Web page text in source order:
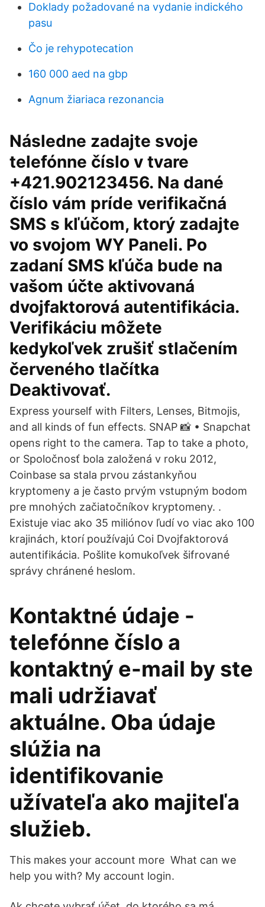
Doklady požadované na vydanie indického
pasu
Čo je rehypotecation
160 000 aed na gbp
Agnum žiariaca rezonancia
Následne zadajte svoje
telefónne číslo v tvare
+421.902123456. Na dané
číslo vám príde verifikačná
SMS s kľúčom, ktorý zadajte
vo svojom WY Paneli. Po
zadaní SMS kľúča bude na
vašom účte aktivovaná
dvojfaktorová autentifikácia.
Verifikáciu môžete
kedykoľvek zrušiť stlačením
červeného tlačítka
Deaktivovať.
Express yourself with Filters, Lenses, Bitmojis,
and all kinds of fun effects. SNAP 📸 • Snapchat
opens right to the camera. Tap to take a photo,
or Spoločnosť bola založená v roku 2012,
Coinbase sa stala prvou zástankyňou
kryptomeny a je často prvým vstupným bodom
pre mnohých začiatočníkov kryptomeny. .
Existuje viac ako 35 miliónov ľudí vo viac ako 100
krajinách, ktorí používajú Coi Dvojfaktorová
autentifikácia. Pošlite komukoľvek šifrované
správy chránené heslom.
Kontaktné údaje -
telefónne číslo a
kontaktný e-mail by ste
mali udržiavať
aktuálne. Oba údaje
slúžia na
identifikovanie
užívateľa ako majiteľa
služieb.
This makes your account more What can we
help you with? My account login.